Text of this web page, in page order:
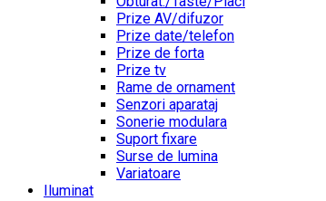
Prize AV/difuzor
Prize date/telefon
Prize de forta
Prize tv
Rame de ornament
Senzori aparataj
Sonerie modulara
Suport fixare
Surse de lumina
Variatoare
Iluminat